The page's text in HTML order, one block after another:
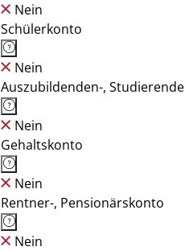
Nein
Schülerkonto
Nein
Auszubildenden-,
Nein
Gehaltskonto
Nein
Rentner-, Pensionärskonto
Nein